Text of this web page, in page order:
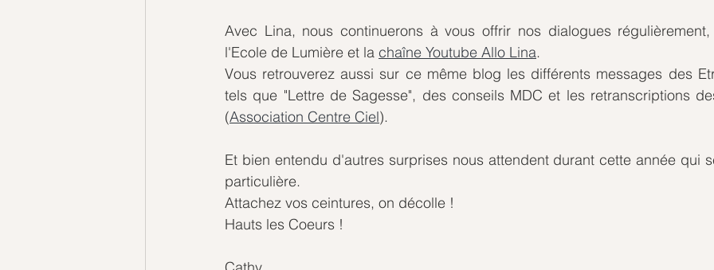
Avec Lina, nous continuerons à vous offrir nos dialogues
l'Ecole de Lumière et la chaîne Youtube Allo Lina.
Vous retrouverez aussi sur ce même blog les différents messages des
tels que "Lettre de Sagesse", des conseils MDC et les retranscriptions
(Association Centre Ciel).
Et bien entendu d'autres surprises nous attendent durant cette année qui
particulière.
Attachez vos ceintures, on décolle !
Hauts les Coeurs !